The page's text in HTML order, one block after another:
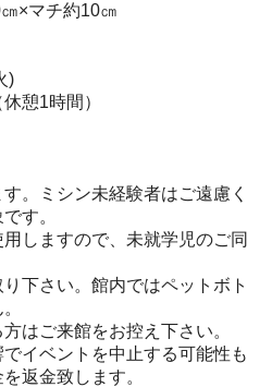
×マチ約10㎝
)
憩1時間）
。ミシン未経験者はご遠慮く
す。
しますので、未就学児のご同
下さい。館内ではペットボト
はご来館をお控え下さい。
イベントを中止する可能性も
返金致します。